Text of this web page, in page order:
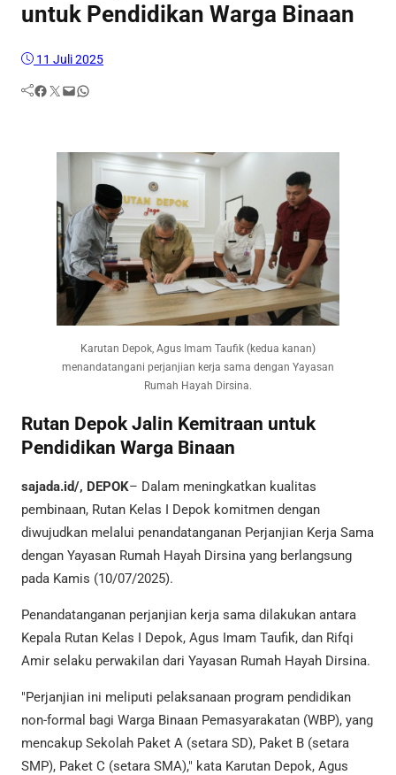
untuk Pendidikan Warga Binaan
11 Juli 2025
Facebook Twitter Mail WhatsApp
Karutan Depok, Agus Imam Taufik (kedua kanan)
menandatangani perjanjian kerja sama dengan Yayasan
Rumah Hayah Dirsina.
Rutan Depok Jalin Kemitraan untuk
Pendidikan Warga Binaan
sajada.id/, DEPOK– Dalam meningkatkan kualitas
pembinaan, Rutan Kelas I Depok komitmen dengan
diwujudkan melalui penandatanganan Perjanjian Kerja Sama
dengan Yayasan Rumah Hayah Dirsina yang berlangsung
pada Kamis (10/07/2025).
Penandatanganan perjanjian kerja sama dilakukan antara
Kepala Rutan Kelas I Depok, Agus Imam Taufik, dan Rifqi
Amir selaku perwakilan dari Yayasan Rumah Hayah Dirsina.
"Perjanjian ini meliputi pelaksanaan program pendidikan
non-formal bagi Warga Binaan Pemasyarakatan (WBP), yang
mencakup Sekolah Paket A (setara SD), Paket B (setara
SMP), Paket C (setara SMA)," kata Karutan Depok, Agus